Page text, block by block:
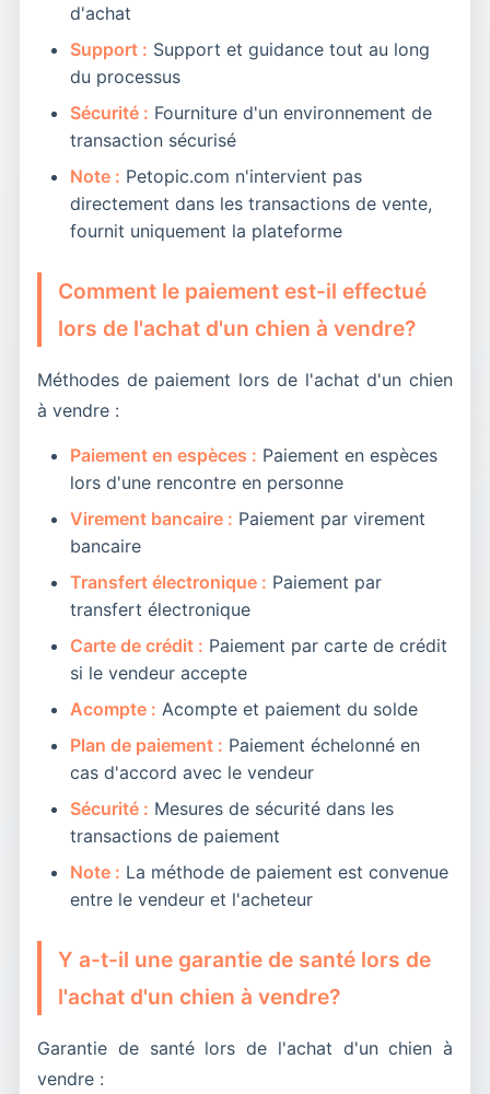
d'achat
Support : Support et guidance tout au long
du processus
Sécurité : Fourniture d'un environnement de
transaction sécurisé
Note : Petopic.com n'intervient pas
directement dans les transactions de vente,
fournit uniquement la plateforme
Comment le paiement est-il effectué
lors de l'achat d'un chien à vendre?
Méthodes de paiement lors de l'achat d'un chien
à vendre :
Paiement en espèces : Paiement en espèces
lors d'une rencontre en personne
Virement bancaire : Paiement par virement
bancaire
Transfert électronique : Paiement par
transfert électronique
Carte de crédit : Paiement par carte de crédit
si le vendeur accepte
Acompte : Acompte et paiement du solde
Plan de paiement : Paiement échelonné en
cas d'accord avec le vendeur
Sécurité : Mesures de sécurité dans les
transactions de paiement
Note : La méthode de paiement est convenue
entre le vendeur et l'acheteur
Y a-t-il une garantie de santé lors de
l'achat d'un chien à vendre?
Garantie de santé lors de l'achat d'un chien à
vendre :